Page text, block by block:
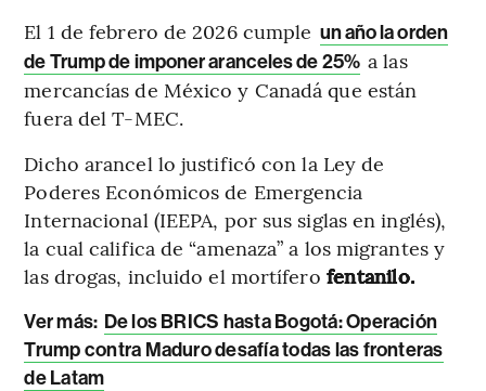
El 1 de febrero de 2026 cumple un año la orden
de Trump de imponer aranceles de 25% a las
mercancías de México y Canadá que están
fuera del T-MEC.
Dicho arancel lo justificó con la Ley de
Poderes Económicos de Emergencia
Internacional (IEEPA, por sus siglas en inglés),
la cual califica de “amenaza” a los migrantes y
las drogas, incluido el mortífero fentanilo.
Ver más: De los BRICS hasta Bogotá: Operación
Trump contra Maduro desafía todas las fronteras
de Latam